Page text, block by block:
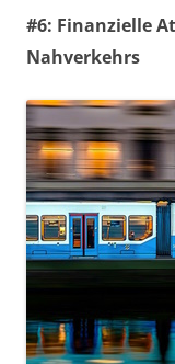
#6: Finanzielle
Nahverkehrs